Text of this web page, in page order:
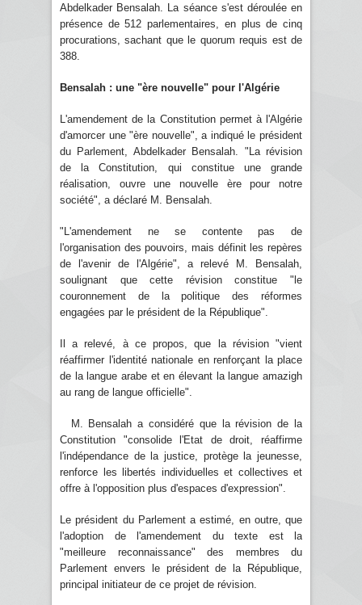
Abdelkader Bensalah. La séance s'est déroulée en
présence de 512 parlementaires, en plus de cinq
procurations, sachant que le quorum requis est de
388.
Bensalah : une "ère nouvelle" pour l'Algérie
L'amendement de la Constitution permet à l'Algérie
d'amorcer une "ère nouvelle", a indiqué le président
du Parlement, Abdelkader Bensalah. "La révision
de la Constitution, qui constitue une grande
réalisation, ouvre une nouvelle ère pour notre
société", a déclaré M. Bensalah.
"L'amendement ne se contente pas de
l'organisation des pouvoirs, mais définit les repères
de l'avenir de l'Algérie", a relevé M. Bensalah,
soulignant que cette révision constitue "le
couronnement de la politique des réformes
engagées par le président de la République".
Il a relevé, à ce propos, que la révision "vient
réaffirmer l'identité nationale en renforçant la place
de la langue arabe et en élevant la langue amazigh
au rang de langue officielle".
M. Bensalah a considéré que la révision de la
Constitution "consolide l'Etat de droit, réaffirme
l'indépendance de la justice, protège la jeunesse,
renforce les libertés individuelles et collectives et
offre à l'opposition plus d'espaces d'expression".
Le président du Parlement a estimé, en outre, que
l'adoption de l'amendement du texte est la
"meilleure reconnaissance" des membres du
Parlement envers le président de la République,
principal initiateur de ce projet de révision.